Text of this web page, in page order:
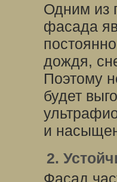
Одним из
фасада
дождя,
Поэтому
будет
и
2.
Фасад